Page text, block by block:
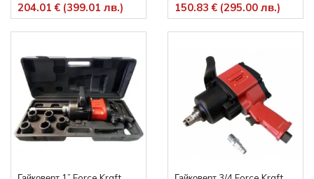
204.01 € (399.01 лв.) 150.83 € (295.00 лв.)